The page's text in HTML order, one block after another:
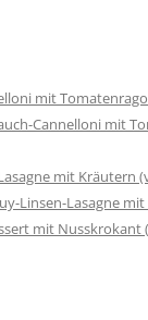
mit
Cannelloni mit
mit Kräutern
Linsen-Lasagne
mit Nusskrokant